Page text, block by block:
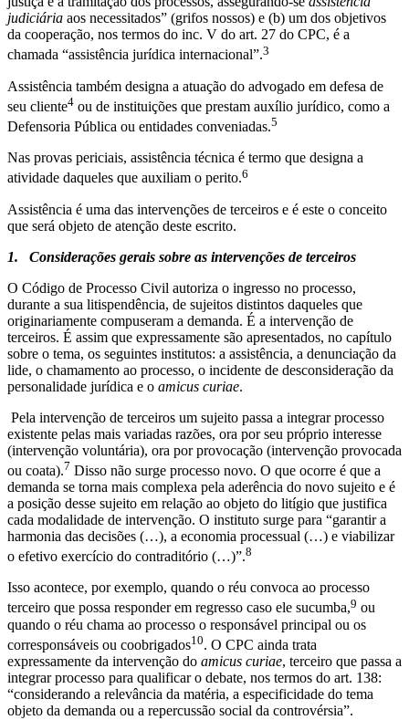
judiciária aos necessitados” (grifos nossos) e (b) um dos objetivos
da cooperação, nos termos do inc. V do art. 27 do CPC, é a
chamada “assistência jurídica internacional”.3
Assistência também designa a atuação do advogado em defesa de
seu cliente4 ou de instituições que prestam auxílio jurídico, como a
Defensoria Pública ou entidades conveniadas.5
Nas provas periciais, assistência técnica é termo que designa a
atividade daqueles que auxiliam o perito.6
Assistência é uma das intervenções de terceiros e é este o conceito
que será objeto de atenção deste escrito.
1.
Considerações gerais sobre as intervenções de terceiros
O Código de Processo Civil autoriza o ingresso no processo,
durante a sua litispendência, de sujeitos distintos daqueles que
originariamente compuseram a demanda. É a intervenção de
terceiros. É assim que expressamente são apresentados, no capítulo
sobre o tema, os seguintes institutos: a assistência, a denunciação da
lide, o chamamento ao processo, o incidente de desconsideração da
personalidade jurídica e o amicus curiae.
Pela intervenção de terceiros um sujeito passa a integrar processo
existente pelas mais variadas razões, ora por seu próprio interesse
(intervenção voluntária), ora por provocação (intervenção provocada
ou coata).7 Disso não surge processo novo. O que ocorre é que a
demanda se torna mais complexa pela aderência do novo sujeito e é
a posição desse sujeito em relação ao objeto do litígio que justifica
cada modalidade de intervenção. O instituto surge para “garantir a
harmonia das decisões (…), a economia processual (…) e viabilizar
o efetivo exercício do contraditório (…)”.8
Isso acontece, por exemplo, quando o réu convoca ao processo
terceiro que possa responder em regresso caso ele sucumba,9 ou
quando o réu chama ao processo o responsável principal ou os
corresponsáveis ou coobrigados10. O CPC ainda trata
expressamente da intervenção do amicus curiae, terceiro que passa a
integrar processo para qualificar o debate, nos termos do art. 138:
“considerando a relevância da matéria, a especificidade do tema
objeto da demanda ou a repercussão social da controvérsia”.